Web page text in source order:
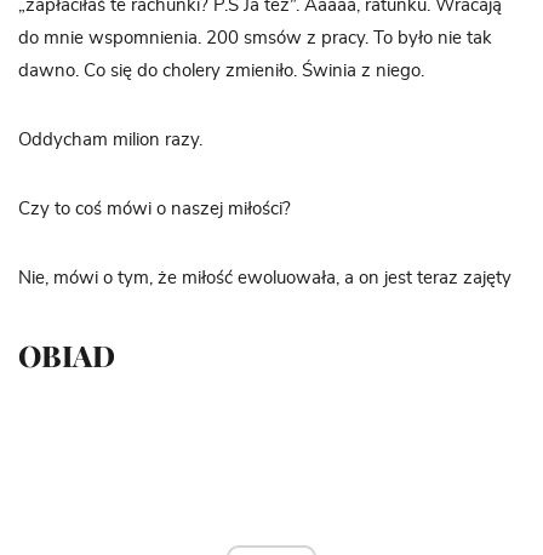
„zapłaciłaś te rachunki? P.S Ja też”. Aaaaa, ratunku. Wracają
do mnie wspomnienia. 200 smsów z pracy. To było nie tak
dawno. Co się do cholery zmieniło. Świnia z niego.
Oddycham milion razy.
Czy to coś mówi o naszej miłości?
Nie, mówi o tym, że miłość ewoluowała, a on jest teraz zajęty
OBIAD